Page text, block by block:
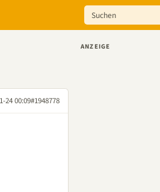
24 00:09#1948778
ANZEIGE